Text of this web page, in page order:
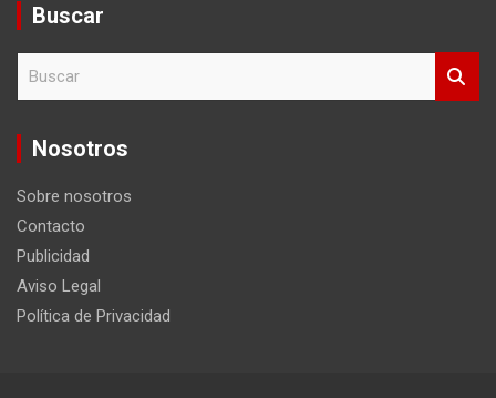
Buscar
c
Nosotros
Sobre nosotros
Contacto
Publicidad
Aviso Legal
Política de Privacidad